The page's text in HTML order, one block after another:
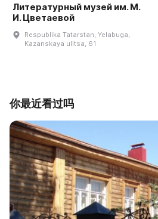
Литературный музей им. М.
И. Цветаевой
Respublika Tatarstan, Yelabuga,
Kazanskaya ulitsa, 61
你最近看过吗